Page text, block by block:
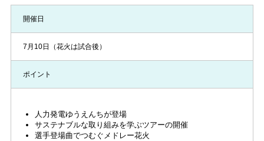
開催日
7月10日（花火は試合後）
ポイント
人力発電ゆうえんちが登場
サステナブルな取り組みを学ぶツアーの開催
選手登場曲でつむぐメドレー花火